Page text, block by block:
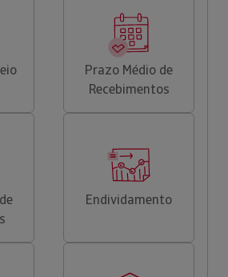
Prazo Médio de
Recebimentos
Endividamento